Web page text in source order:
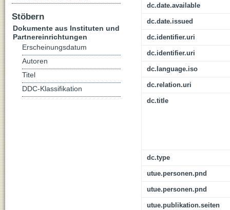
dc.date.available
dc.date.issued
dc.identifier.uri
dc.identifier.uri
dc.language.iso
dc.relation.uri
dc.title
dc.type
utue.personen.pnd
utue.personen.pnd
utue.publikation.seiten
Stöbern
Dokumente aus Instituten und
Partnereinrichtungen
Erscheinungsdatum
Autoren
Titel
DDC-Klassifikation